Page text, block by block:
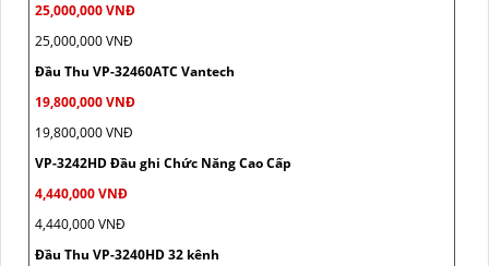
25,000,000 VNĐ
25,000,000 VNĐ
Đầu Thu VP-32460ATC Vantech
19,800,000 VNĐ
19,800,000 VNĐ
VP-3242HD Đầu ghi Chức Năng Cao Cấp
4,440,000 VNĐ
4,440,000 VNĐ
Đầu Thu VP-3240HD 32 kênh